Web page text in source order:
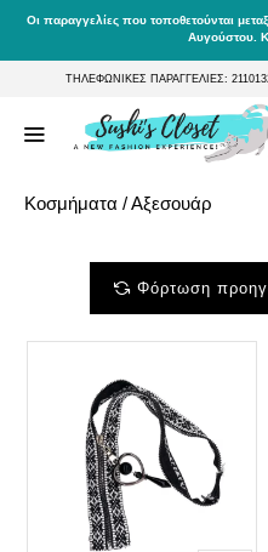
Οι παραγγελίες που τοποθετούνται
Αυγούστου.
ΤΗΛΕΦΩΝΙΚΕΣ ΠΑΡΑΓΓΕΛΙΕΣ:
Κοσμήματα / Αξεσουάρ
Φόρτωση